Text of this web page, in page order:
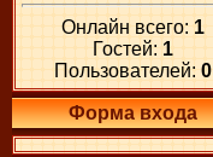
Онлайн всего: 1
Гостей: 1
Пользователей: 0
Форма входа